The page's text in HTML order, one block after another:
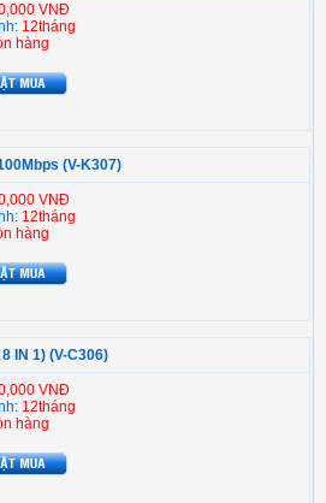
VNĐ
12tháng
hàng
(V-K307)
VNĐ
12tháng
hàng
IN 1) (V-C306)
VNĐ
12tháng
hàng